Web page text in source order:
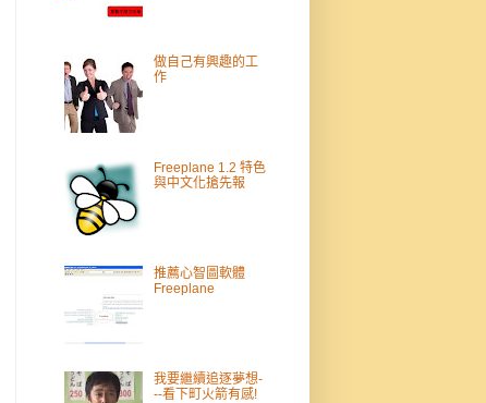
做自己有興趣的工
作
Freeplane 1.2 特色
與中文化搶先報
推薦心智圖軟體
Freeplane
我要繼續追逐夢想-
--看下町火箭有感!